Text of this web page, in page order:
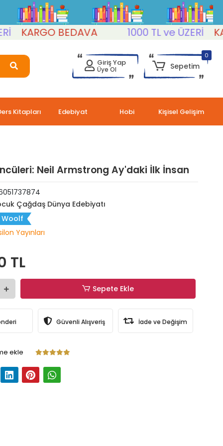
KARGO BEDAVA 1000 TL ve ÜZERİ
Giriş Yap
Üye Ol
0
Sepetim
Kitapları Edebiyat Hobi Kişisel Gelişim
Neil Armstrong Ay'daki İlk İnsan
Çağdaş Dünya Edebiyatı
Woolf
Yayınları
TL
Sepete Ekle
Güvenli Alışveriş İade ve Değişim
ekle